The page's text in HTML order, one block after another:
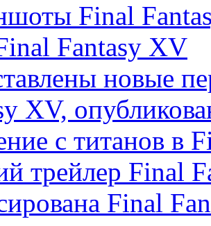
Final
Fantasy XV
новые
XV,
с титанов в
трейлер Final
Final